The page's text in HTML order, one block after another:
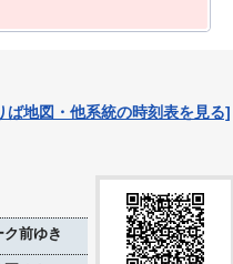
ば地図・他系統の時刻表を見る]
ク前ゆき